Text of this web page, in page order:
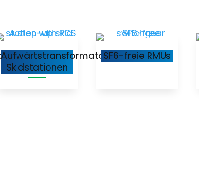
Aufwärtstransformator-
Skidstationen
SF6-freie RMUs